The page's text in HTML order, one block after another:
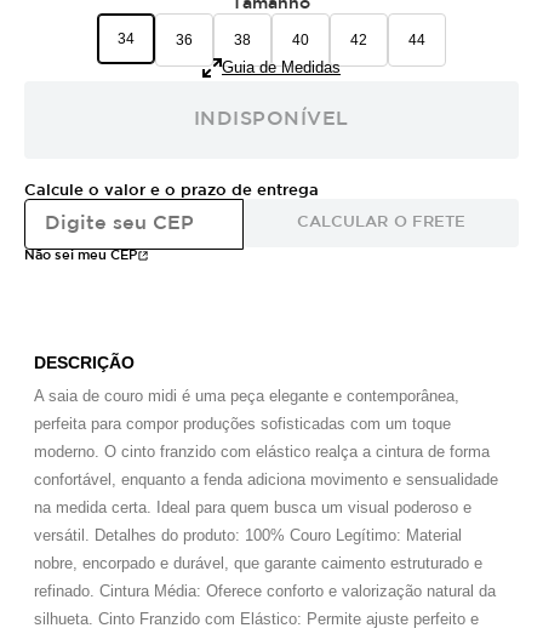
Tamanho
34 36 38 40 42 44
Guia de Medidas
INDISPONÍVEL
Calcule o valor e o prazo de entrega
CALCULAR O FRETE
Não sei meu CEP
DESCRIÇÃO
A saia de couro midi é uma peça elegante e contemporânea,
perfeita para compor produções sofisticadas com um toque
moderno. O cinto franzido com elástico realça a cintura de forma
confortável, enquanto a fenda adiciona movimento e sensualidade
na medida certa. Ideal para quem busca um visual poderoso e
versátil. Detalhes do produto: 100% Couro Legítimo: Material
nobre, encorpado e durável, que garante caimento estruturado e
refinado. Cintura Média: Oferece conforto e valorização natural da
silhueta. Cinto Franzido com Elástico: Permite ajuste perfeito e